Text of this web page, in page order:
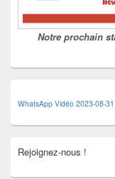
Notre prochain
WhatsApp Vidéo 2023-08-
Rejoignez-nous !